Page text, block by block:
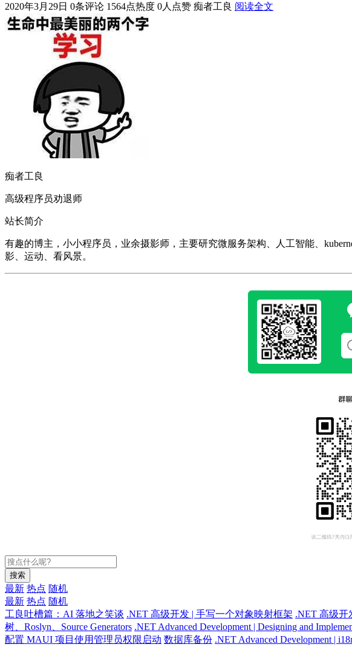
2020年3月29日 0条评论 1564点热度 0人点赞 痴者工良 阅读全文
痴者工良
高级程序员劝退师
站长简介
有趣的博主，小小程序员，业余摄影师，主要研究微服务架构、人工智能、
影、运动、看风景。
搜索
最新 热点 随机
最新 热点 随机
工良吐槽篇：AI 落地之笑谈 .NET 高级开发 | 手写一个对象映射框架 .NET 高级开
树、Roslyn、Source Generators .NET Advanced Development | Designing and
配置 MAUI 项目使用管理员权限启动 数据库备份 .NET Advanced Development |